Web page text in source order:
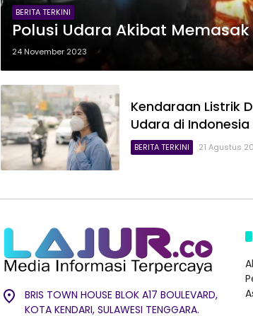
BERITA TERKINI
Polusi Udara Akibat
24 November 2023
Kendaraan Listrik
Udara di Indonesia
BERITA TERKINI 21 Agustus
BRIS TOWN HOUSE BLOK A17 BOULEVARD,
KOTA KENDARI, SULAWESI TENGGARA.